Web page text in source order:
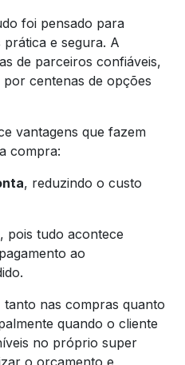
foi pensado para
e segura. A
de parceiros confiáveis,
centenas de opções
vantagens que fazem
compra:
, reduzindo o custo
, pois tudo acontece
ao
tanto nas compras quanto
quando o cliente
no próprio super
o orçamento e